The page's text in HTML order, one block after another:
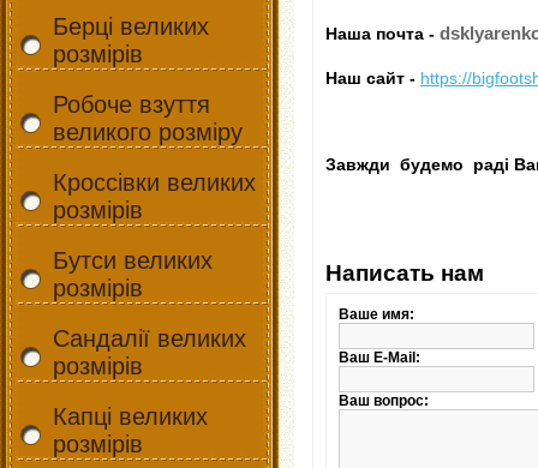
Берці великих
розмірів
Робоче взуття
великого розміру
Кроссівки великих
розмірів
Бутси великих
розмірів
Сандалії великих
розмірів
Капці великих
розмірів
Наша почта -
Наш сайт - https://
Завжди будемо раді
Написать нам
Ваше имя:
Ваш E-Mail:
Ваш вопрос: